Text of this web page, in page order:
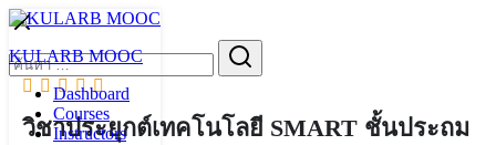
Skip
content
KULARB MOOC
Dashboard
Courses
Instructors
Search
for:
วิชาประยุกต์เทคโนโลยี SMART ชั้นประถม